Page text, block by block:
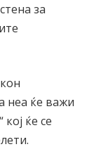
за
неа ќе важи
ќе се